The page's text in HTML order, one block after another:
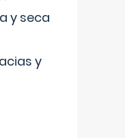
y seca
y